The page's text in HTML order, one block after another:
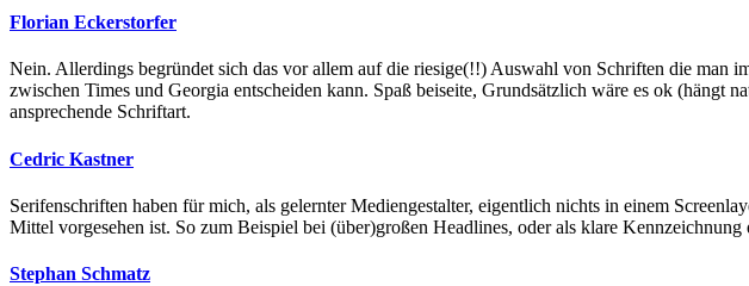
Florian Eckerstorfer
Nein. Allerdings begründet sich das vor allem auf die riesige(!!) Auswahl von Schriften die man
zwischen Times und Georgia entscheiden kann. Spaß beiseite, Grundsätzlich wäre es ok
ansprechende Schriftart.
Cedric Kastner
Serifenschriften haben für mich, als gelernter Mediengestalter, eigentlich nichts in einem
Mittel vorgesehen ist. So zum Beispiel bei (über)großen Headlines, oder als klare
Stephan Schmatz